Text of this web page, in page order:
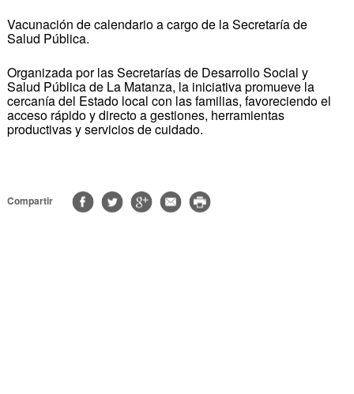
Vacunación de calendario a cargo de la Secretaría de
Salud Pública.
Organizada por las Secretarías de Desarrollo Social y
Salud Pública de La Matanza, la iniciativa promueve la
cercanía del Estado local con las familias, favoreciendo el
acceso rápido y directo a gestiones, herramientas
productivas y servicios de cuidado.
Compartir